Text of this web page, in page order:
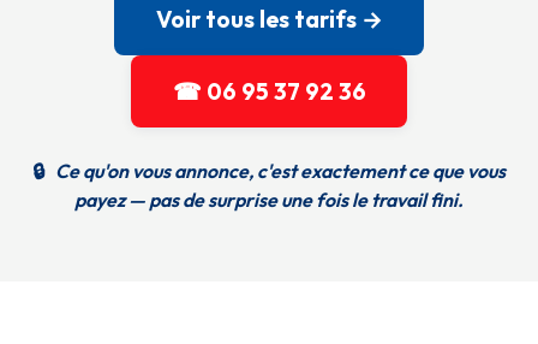
Voir tous les tarifs →
☎ 06 95 37 92 36
🔒 Ce qu'on vous annonce, c'est exactement ce que vous
payez — pas de surprise une fois le travail fini.